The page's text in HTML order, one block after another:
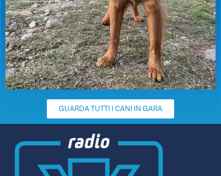
GUARDA TUTTI I CANI IN GARA